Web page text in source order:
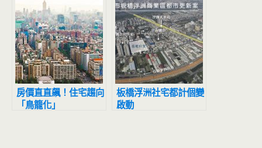
房價直直飆！住宅趨向
「鳥籠化」
板橋浮洲社宅都計個變
啟動